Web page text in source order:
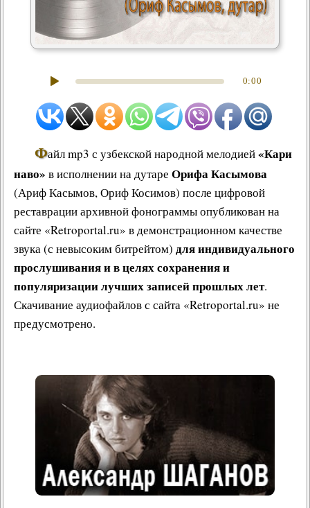
0:00
Файл mp3 с узбекской народной мелодией«Кари
наво» в исполнении на дутаре Орифа Касымова
(Ариф Касымов, Ориф Косимов) после цифровой
реставрации архивной фонограммы опубликован на
сайте «Retroportal.ru» в демонстрационном качестве
звука (с невысоким битрейтом) для индивидуального
прослушивания и в целях сохранения и
популяризации лучших записей прошлых лет.
Скачивание аудиофайлов с сайта «Retroportal.ru» не
предусмотрено.